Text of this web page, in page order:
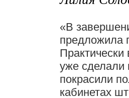
«В
предложила
уже сделали
покрасили
кабинетах